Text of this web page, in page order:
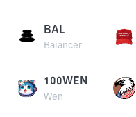
BAL
Balancer
100WEN
Wen